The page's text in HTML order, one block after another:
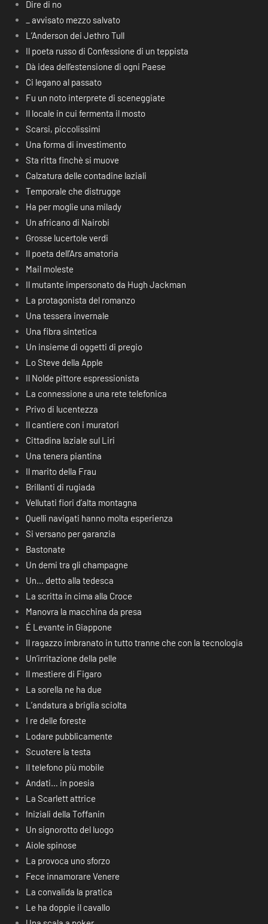
Dire di no
_ avvisato mezzo salvato
L’Anderson dei Jethro Tull
Il poeta russo di Confessione di un teppista
Dà idea dell’estensione di ogni Paese
Ci legano al passato
Fu un noto interprete di sceneggiate
Il locale in cui fermenta il mosto
Scarsi, piccolissimi
Una forma di investimento
Sta ritta finchè si muove
Calzatura delle contadine laziali
Temporale che distrugge
Ha per moglie una milady
Un africano di Nairobi
Grosse lucertole verdi
Il poeta dell’Ars amatoria
Mail moleste
Il mutante impersonato da Hugh Jackman
La protagonista del romanzo
Una tessera invernale
Una fibra sintetica
Un insieme di oggetti di pregio
Lo Steve della Apple
Il Nolde pittore espressionista
La connessione a una rete telefonica
Privo di lucentezza
Il cantiere con i muratori
Cittadina laziale sul Liri
Una tenera piantina
Il marito della Frau
Brillanti di rugiada
Vellutati fiori d’alta montagna
Quelli navigati hanno molta esperienza
Si versano per garanzia
Bastonate
Un demi tra gli champagne
Un… detto alla tedesca
La scritta in cima alla Croce
Manovra la macchina da presa
É Levante in Giappone
Il ragazzo imbranato in tutto tranne che con la tecnologia
Un’irritazione della pelle
Il mestiere di Figaro
La sorella ne ha due
L’andatura a briglia sciolta
I re delle foreste
Lodare pubblicamente
Scuotere la testa
Il telefono più mobile
Andati… in poesia
La Scarlett attrice
Iniziali della Toffanin
Un signorotto del luogo
Aiole spinose
La provoca uno sforzo
Fece innamorare Venere
La convalida la pratica
Le ha doppie il cavallo